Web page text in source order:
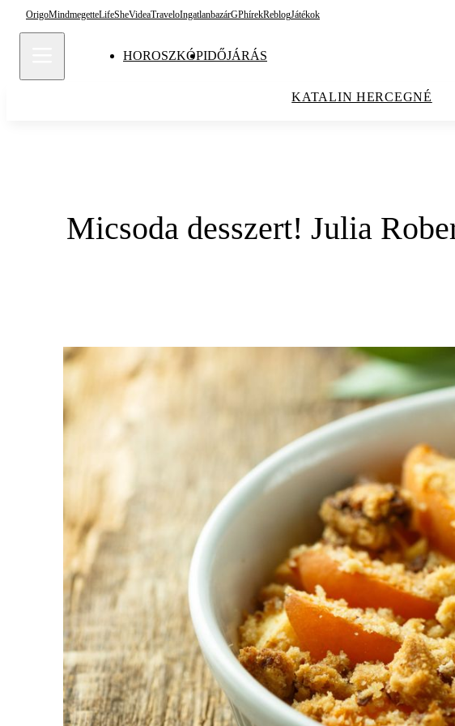
OrigoMindmegetteLifeSheVideaTraveloIngatlanbazárGPhírekReblogJátékok
HOROSZKÓPIDŐJÁRÁS
KATALIN HERCEGNÉ
Micsoda desszert! Julia